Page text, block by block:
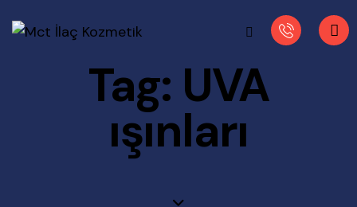
Tag: UVA
ışınları